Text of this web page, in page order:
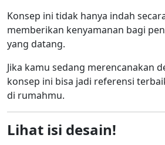
Konsep ini tidak hanya indah
memberikan kenyamanan bagi
yang datang.
Jika kamu sedang merencanakan
konsep ini bisa jadi referensi
di rumahmu.
Lihat isi desain!